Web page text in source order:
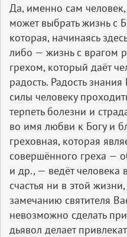
Да, именно сам
может выбрать жизнь с
которая, начинаясь
либо — жизнь с врагом
грехом, который даёт
радость. Радость
силы человеку
терпеть болезни и
во имя любви к Богу и
греховная, которая
совершённого греха —
и др., — ведёт человека
счастья ни в этой
замечанию святителя
невозможно сделать
дьявол делает